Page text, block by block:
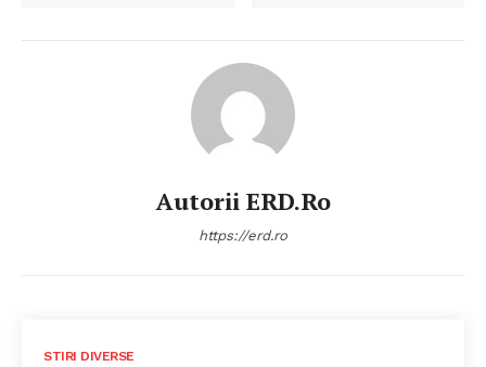
Autorii ERD.ro
https://erd.ro
STIRI DIVERSE